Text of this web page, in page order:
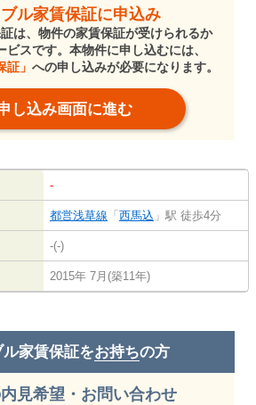
ル家賃保証に申込み
は、物件の家賃保証が受けられるか
ビスです。本物件に申し込むには、
証」 への申し込みが必要になります。
し込み画面に進む
-
都営浅草線 「西馬込 」駅 徒歩4分
-(-)
2015年 7月(築11年)
家賃保証をお持ちの方
見希望・お問い合わせ